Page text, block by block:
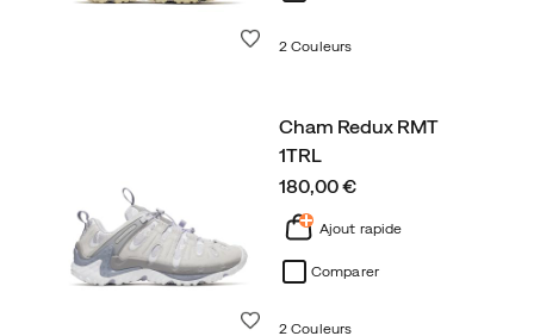
2 Couleurs
Cham Redux RMT
1TRL
price
180,00 €
Ajout rapide
Comparer
2 Couleurs